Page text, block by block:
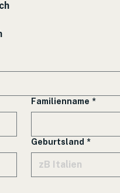
Familienname *
Geburtsland *